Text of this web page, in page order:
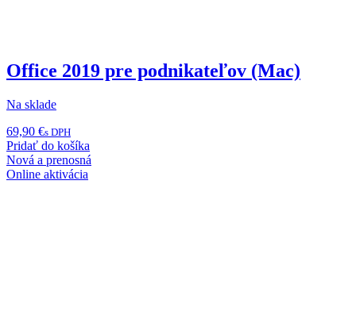
Office 2019 pre podnikateľov (Mac)
Na sklade
69,90 €s DPH
Pridať do košíka
Nová a prenosná
Online aktivácia